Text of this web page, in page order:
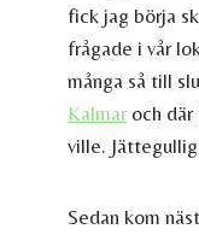
fick jag börja
frågade i vår
många så till
Kalmar och
ville.
Sedan kom